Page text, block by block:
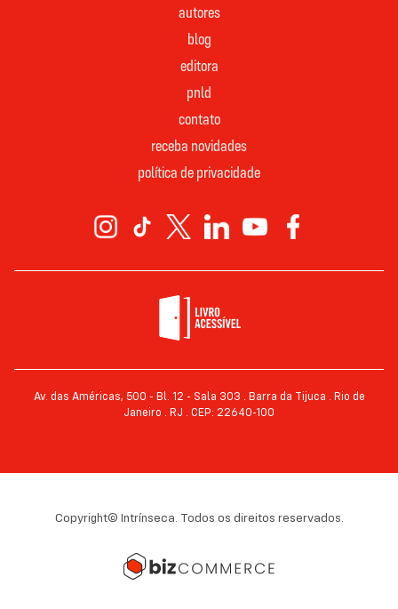
autores
blog
editora
pnld
contato
receba novidades
política de privacidade
Av. das Américas, 500 - Bl. 12 - Sala 303 . Barra da Tijuca . Rio de
Janeiro . RJ . CEP: 22640-100
Copyright© Intrínseca. Todos os direitos reservados.